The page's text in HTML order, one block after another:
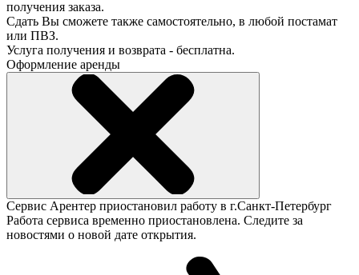
получения заказа.
Сдать Вы сможете также самостоятельно, в любой постамат
или ПВЗ.
Услуга получения и возврата - бесплатна.
Оформление аренды
Сервис Арентер приостановил работу в г.Санкт-Петербург
Работа сервиса временно приостановлена. Следите за
новостями о новой дате открытия.